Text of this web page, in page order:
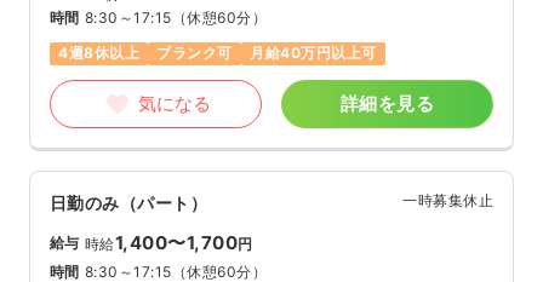
時間 8:30～17:15 （休憩60分）
4週8休以上
ブランク可 月給40万円以上可
気になる 詳細を見る
日勤のみ（パート） 一時募集休止
給与 時給1,400〜1,700円
時間 8:30～17:15 （休憩60分）